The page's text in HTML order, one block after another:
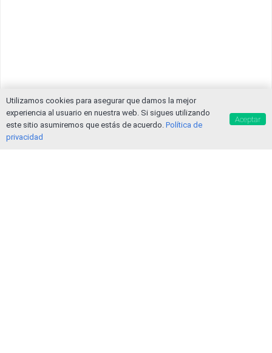
Utilizamos cookies para asegurar que damos la mejor
experiencia al usuario en nuestra web. Si sigues utilizando
este sitio asumiremos que estás de acuerdo. Política de
privacidad
Aceptar